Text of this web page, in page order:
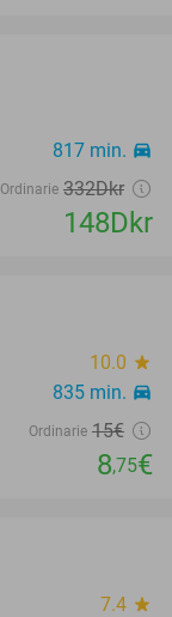
817 min. directions_car
Ordinarie 332Dkr
148Dkr
10.0 star
835 min. directions_car
Ordinarie 15€
8,75€
7.4 star